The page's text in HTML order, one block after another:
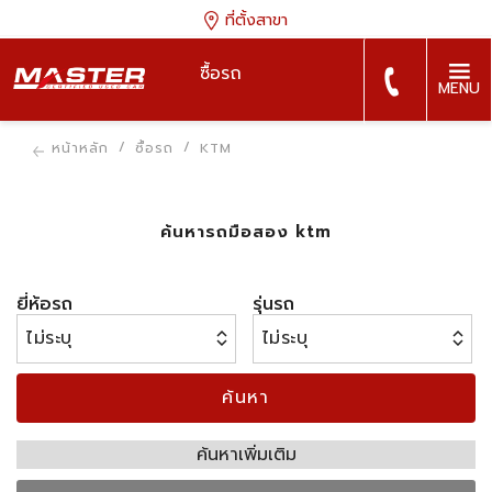
ที่ตั้งสาขา
ซื้อรถ
MENU
หน้าหลัก ซื้อรถ KTM
ค้นหารถมือสอง ktm
ยี่ห้อรถ รุ่นรถ
ค้นหา
ค้นหาเพิ่มเติม